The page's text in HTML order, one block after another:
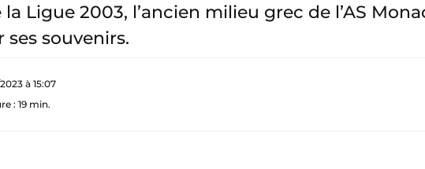
la Ligue 2003, l’ancien milieu grec de l’AS
ses souvenirs.
à 15:07
: 19 min.